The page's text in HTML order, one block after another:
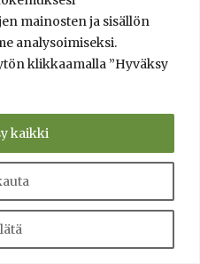
mainosten ja sisällön
analysoimiseksi.
klikkaamalla ”Hyväksy
kaikki
vaiheessa
oli tulossa
oli
vaikkei täysin